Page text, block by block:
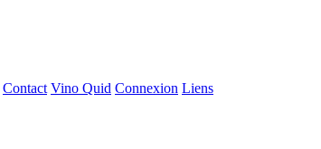
Contact Vino Quid Connexion Liens